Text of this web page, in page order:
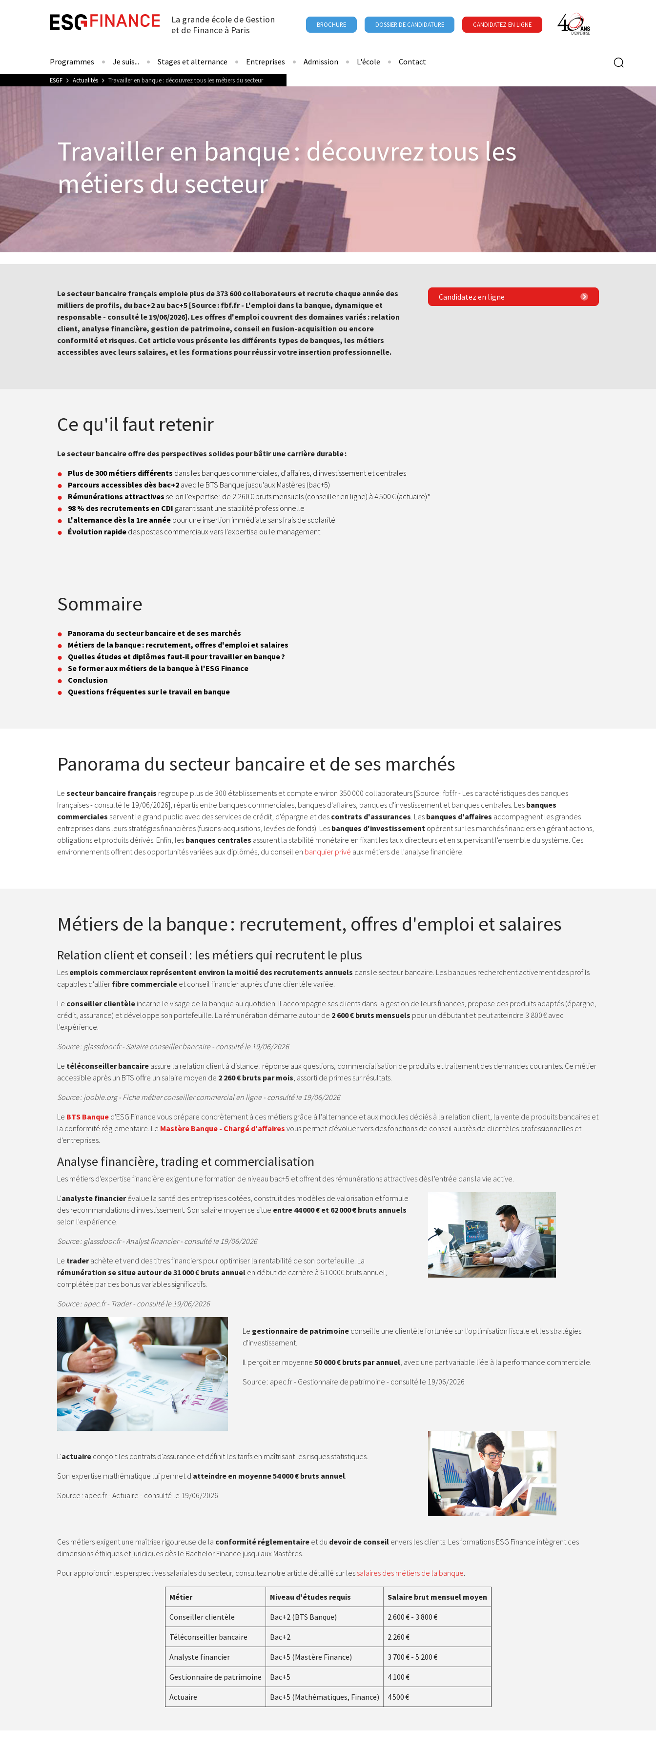
Travailler en banque : découvrez tous les
métiers du secteur
Le secteur bancaire français emploie plus de 373 600 collaborateurs et recrute chaque année des
milliers de profils, du bac+2 au bac+5 [Source : fbf.fr - L'emploi dans la banque, dynamique et
responsable - consulté le 19/06/2026]. Les offres d'emploi couvrent des domaines variés : relation
client, analyse financière, gestion de patrimoine, conseil en fusion-acquisition ou encore
conformité et risques. Cet article vous présente les différents types de banques, les métiers
accessibles avec leurs salaires, et les formations pour réussir votre insertion professionnelle.
Candidatez en ligne
Ce qu'il faut retenir
Le secteur bancaire offre des perspectives solides pour bâtir une carrière durable :
Plus de 300 métiers différents dans les banques commerciales, d'affaires, d'investissement et centrales
Parcours accessibles dès bac+2 avec le BTS Banque jusqu'aux Mastères (bac+5)
Rémunérations attractives selon l'expertise : de 2 260 € bruts mensuels (conseiller en ligne) à 4 500 € (actuaire)*
98 % des recrutements en CDI garantissant une stabilité professionnelle
L'alternance dès la 1re année pour une insertion immédiate sans frais de scolarité
Évolution rapide des postes commerciaux vers l'expertise ou le management
Sommaire
Panorama du secteur bancaire et de ses marchés
Métiers de la banque : recrutement, offres d'emploi et salaires
Quelles études et diplômes faut-il pour travailler en banque ?
Se former aux métiers de la banque à l'ESG Finance
Conclusion
Questions fréquentes sur le travail en banque
Panorama du secteur bancaire et de ses marchés
Le secteur bancaire français regroupe plus de 300 établissements et compte environ 350 000 collaborateurs [Source : fbf.fr - Les caractéristiques des banques
françaises - consulté le 19/06/2026], répartis entre banques commerciales, banques d'affaires, banques d'investissement et banques centrales. Les banques
commerciales servent le grand public avec des services de crédit, d'épargne et des contrats d'assurances. Les banques d'affaires accompagnent les grandes
entreprises dans leurs stratégies financières (fusions-acquisitions, levées de fonds). Les banques d'investissement opèrent sur les marchés financiers en gérant actions,
obligations et produits dérivés. Enfin, les banques centrales assurent la stabilité monétaire en fixant les taux directeurs et en supervisant l'ensemble du système. Ces
environnements offrent des opportunités variées aux diplômés, du conseil en banquier privé aux métiers de l'analyse financière.
Métiers de la banque : recrutement, offres d'emploi et salaires
Relation client et conseil : les métiers qui recrutent le plus
Les emplois commerciaux représentent environ la moitié des recrutements annuels dans le secteur bancaire. Les banques recherchent activement des profils
capables d'allier fibre commerciale et conseil financier auprès d'une clientèle variée.
Le conseiller clientèle incarne le visage de la banque au quotidien. Il accompagne ses clients dans la gestion de leurs finances, propose des produits adaptés (épargne,
crédit, assurance) et développe son portefeuille. La rémunération démarre autour de 2 600 € bruts mensuels pour un débutant et peut atteindre 3 800 € avec
l'expérience.
Source : glassdoor.fr - Salaire conseiller bancaire - consulté le 19/06/2026
Le téléconseiller bancaire assure la relation client à distance : réponse aux questions, commercialisation de produits et traitement des demandes courantes. Ce métier
accessible après un BTS offre un salaire moyen de 2 260 € bruts par mois, assorti de primes sur résultats.
Source : jooble.org - Fiche métier conseiller commercial en ligne - consulté le 19/06/2026
Le BTS Banque d'ESG Finance vous prépare concrètement à ces métiers grâce à l'alternance et aux modules dédiés à la relation client, la vente de produits bancaires et
la conformité réglementaire. Le Mastère Banque - Chargé d'affaires vous permet d'évoluer vers des fonctions de conseil auprès de clientèles professionnelles et
d'entreprises.
Analyse financière, trading et commercialisation
Les métiers d'expertise financière exigent une formation de niveau bac+5 et offrent des rémunérations attractives dès l'entrée dans la vie active.
L'analyste financierévalue la santé des entreprises cotées, construit des modèles de valorisation et formule
des recommandations d'investissement. Son salaire moyen se situe entre 44 000 € et 62 000 € bruts annuels
selon l'expérience.
Source : glassdoor.fr - Analyst financier - consulté le 19/06/2026
Le traderachète et vend des titres financiers pour optimiser la rentabilité de son portefeuille. La
rémunération se situe autour de 31 000 € bruts annuel en début de carrière à 61 000€ bruts annuel,
complétée par des bonus variables significatifs.
Source : apec.fr - Trader - consulté le 19/06/2026
Le gestionnaire de patrimoine conseille une clientèle fortunée sur l'optimisation fiscale et les stratégies
d'investissement.
Il perçoit en moyenne 50 000€ bruts par annuel, avec une part variable liée à la performance commerciale.
Source : apec.fr - Gestionnaire de patrimoine - consulté le 19/06/2026
L'actuaire conçoit les contrats d'assurance et définit les tarifs en maîtrisant les risques statistiques.
Son expertise mathématique lui permet d'atteindre en moyenne 54 000 € bruts annuel.
Source : apec.fr - Actuaire - consulté le 19/06/2026
Ces métiers exigent une maîtrise rigoureuse de la conformité réglementaire et du devoir de conseil envers les clients. Les formations ESG Finance intègrent ces
dimensions éthiques et juridiques dès le Bachelor Finance jusqu'aux Mastères.
Pour approfondir les perspectives salariales du secteur, consultez notre article détaillé sur les salaires des métiers de la banque.
Métier Niveau d'études requis Salaire brut mensuel moyen
Conseiller clientèle Bac+2 (BTS Banque) 2 600 € - 3 800 €
Téléconseiller bancaire Bac+2 2 260 €
Analyste financier Bac+5 (Mastère Finance) 3 700 € - 5 200 €
Gestionnaire de patrimoine Bac+5 4 100 €
Actuaire Bac+5 (Mathématiques, Finance) 4 500 €
La grande école de Gestion
et de Finance à Paris
BROCHURE DOSSIER DE CANDIDATURE CANDIDATEZ EN LIGNE
Programmes Je suis... Stages et alternance Entreprises Admission L'école Contact
Formulaire de recherche
Vous êtes ici
ESGF Actualités Travailler en banque : découvrez tous les métiers du secteur